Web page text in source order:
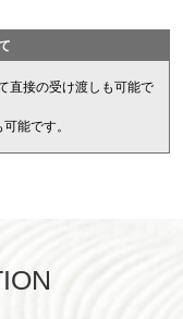
直接の受け渡しも可能で
能です。